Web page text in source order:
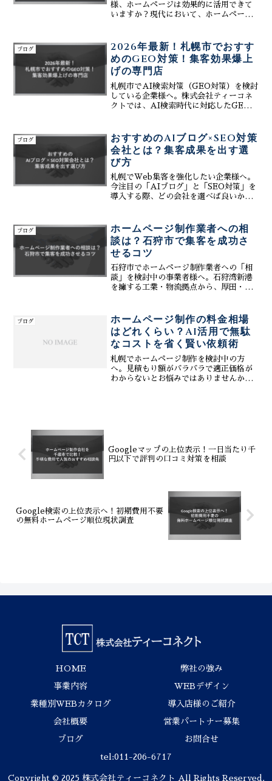
様、ホームページは効果的に活用できて
いますか？現代において、ホームページ
ただホームページを持つだけでは不十分
で、いかに効果的にWEB集...
ブログ
2026年最新！札幌市でおすす
めのGEO対策！集客効果爆上
げの専門店
札幌市でAI検索対策（GEO対策）を検討
している企業様へ。株式会社ティーコネ
クトでは、AI検索時代に対応したGEO対
Web集客支援を提供しています。AI検索
で企業情報が引用されやすいコンテンツ
設計により、検索エンジンとAIの両方か
ら集客を実現。札幌市で集客効果を高め
たい企業様におすすめのWeb集客専門店
です。
ブログ
おすすめのAIブログ×SEO対策
会社とは？集客成果を出す選
び方
札幌でWeb集客を強化したい企業様へ。
今注目の「AIブログ」と「SEO対策」を
導入する際、どの会社を選べば良いか迷
連動や運用サポートまで見据えた「総合
力」にあります。...
ブログ
ホームページ制作業者への相
談は？石狩市で集客を成功さ
せるコツ
石狩市でホームページ制作業者への「相
談」を検討中の事業者様へ。石狩湾新港
を擁する工業・物流拠点から、厚田・浜
不可欠です。本記事では、失敗しない業
者選びの「成功ポイント...
ブログ
ホームページ制作の料金相場
はどれくらい？AI活用で無駄
なコストを省く賢い依頼術
札幌でホームページ制作を検討中の方
へ。見積もり額がバラバラで適正価格が
わからないとお悩みではありませんか？
ら、デザイン性、MEO・SEO対策、更新
のしやすさを兼ね備えたWebサイトを、
Googleマップの上位表示！一日当たり千
円以下で評判の口コミ対策を相談
Google検索の上位表示へ！初期費用不要
の無料ホームページ順位現状調査
HOME 弊社の強み
事業内容 WEBデザイン
業種別WEBカタログ 導入店様のご紹介
会社概要 営業パートナー募集
ブログ お問合せ
tel:011-206-6717
Copyright © 2025 株式会社ティーコネクト All Rights Reserved.